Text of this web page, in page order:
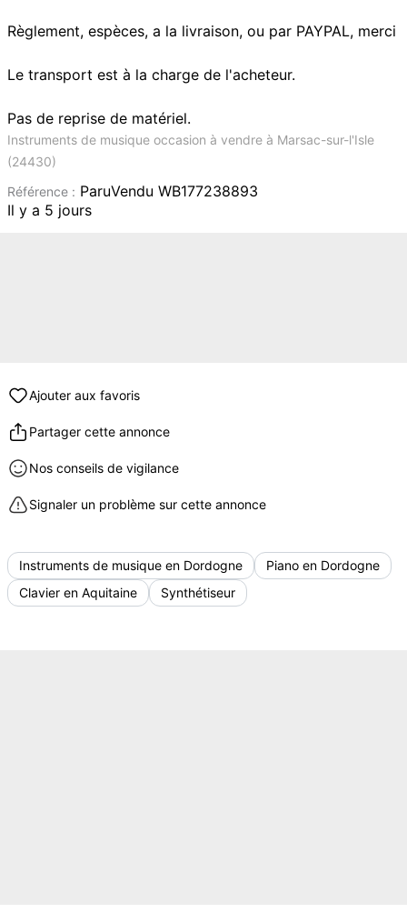
Règlement, espèces, a la livraison, ou par PAYPAL, merci
Le transport est à la charge de l'acheteur.
Pas de reprise de matériel.
Instruments de musique occasion à vendre à Marsac-sur-l'Isle
(24430)
Référence : ParuVendu WB177238893
Il y a 5 jours
Ajouter aux favoris
Partager cette annonce
Nos conseils de vigilance
Signaler un problème sur cette annonce
Instruments de musique en Dordogne
Piano en Dordogne
Clavier en Aquitaine
Synthétiseur